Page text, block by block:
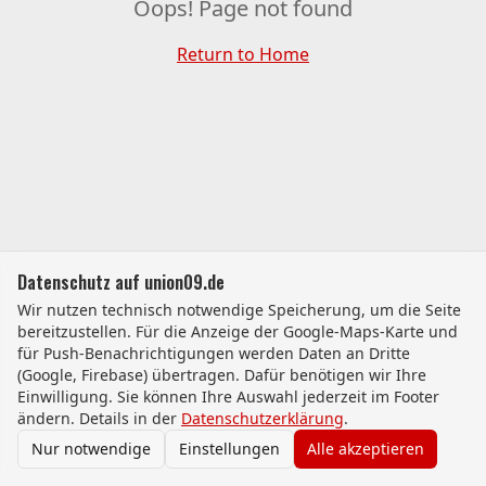
Oops! Page not found
Return to Home
Datenschutz auf union09.de
Wir nutzen technisch notwendige Speicherung, um die Seite
bereitzustellen. Für die Anzeige der Google-Maps-Karte und
für Push-Benachrichtigungen werden Daten an Dritte
(Google, Firebase) übertragen. Dafür benötigen wir Ihre
Einwilligung. Sie können Ihre Auswahl jederzeit im Footer
ändern. Details in der Datenschutzerklärung.
Nur notwendige
Einstellungen Alle akzeptieren